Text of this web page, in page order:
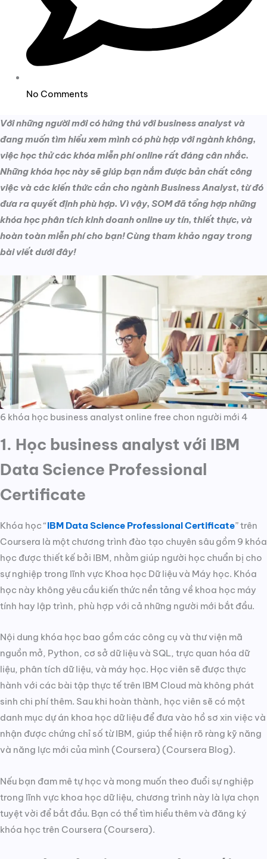
No Comments
Với những người mới có hứng thú với business analyst và
đang muốn tìm hiểu xem mình có phù hợp với ngành không,
việc học thử các khóa miễn phí online rất đáng cân nhắc.
Những khóa học này sẽ giúp bạn nắm được bản chất công
việc và các kiến thức cần cho ngành Business Analyst, từ đó
đưa ra quyết định phù hợp. Vì vậy, SOM đã tổng hợp những
khóa học phân tích kinh doanh online uy tín, thiết thực, và
hoàn toàn miễn phí cho bạn! Cùng tham khảo ngay trong
bài viết dưới đây!
6 khóa học business analyst online free chon người mới 4
1. Học business analyst với IBM
Data Science Professional
Certificate
Khóa học “IBM Data Science Professional Certificate” trên
Coursera là một chương trình đào tạo chuyên sâu gồm 9 khóa
học được thiết kế bởi IBM, nhằm giúp người học chuẩn bị cho
sự nghiệp trong lĩnh vực Khoa học Dữ liệu và Máy học. Khóa
học này không yêu cầu kiến thức nền tảng về khoa học máy
tính hay lập trình, phù hợp với cả những người mới bắt đầu.
Nội dung khóa học bao gồm các công cụ và thư viện mã
nguồn mở, Python, cơ sở dữ liệu và SQL, trực quan hóa dữ
liệu, phân tích dữ liệu, và máy học. Học viên sẽ được thực
hành với các bài tập thực tế trên IBM Cloud mà không phát
sinh chi phí thêm. Sau khi hoàn thành, học viên sẽ có một
danh mục dự án khoa học dữ liệu để đưa vào hồ sơ xin việc và
nhận được chứng chỉ số từ IBM, giúp thể hiện rõ ràng kỹ năng
và năng lực mới của mình​ (Coursera)​​ (Coursera Blog)​.
Nếu bạn đam mê tự học và mong muốn theo đuổi sự nghiệp
trong lĩnh vực khoa học dữ liệu, chương trình này là lựa chọn
tuyệt vời để bắt đầu. Bạn có thể tìm hiểu thêm và đăng ký
khóa học trên Coursera​ (Coursera)​.